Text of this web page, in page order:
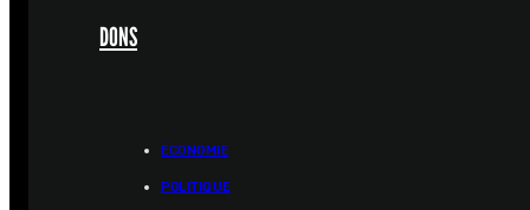
DONS
ÉCONOMIE
POLITIQUE